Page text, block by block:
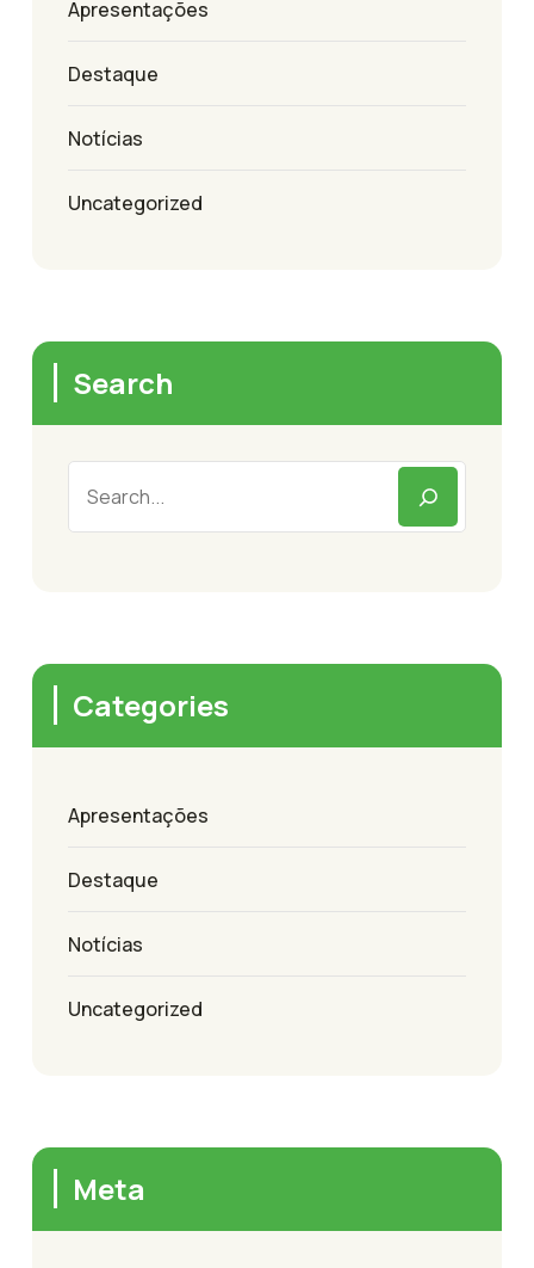
Apresentações
Destaque
Notícias
Uncategorized
Search
Categories
Apresentações
Destaque
Notícias
Uncategorized
Meta